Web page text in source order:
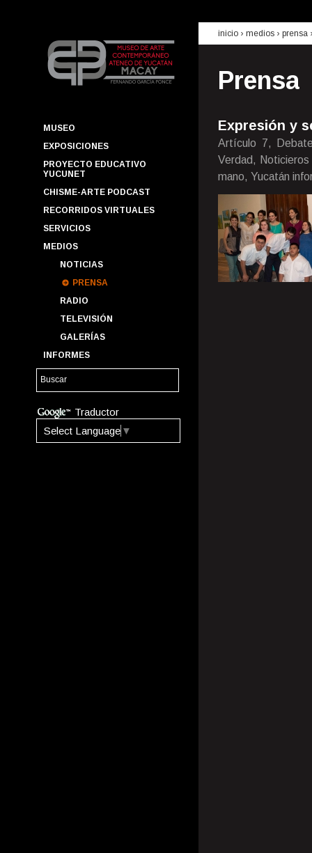
MUSEO
EXPOSICIONES
PROYECTO EDUCATIVO
YUCUNET
CHISME-ARTE PODCAST
RECORRIDOS VIRTUALES
SERVICIOS
MEDIOS
NOTICIAS
PRENSA
RADIO
TELEVISIÓN
GALERÍAS
INFORMES
Traductor
Select Language ▼
inicio › medios › prensa
Prensa
Expresión y
Artículo 7,
Verdad, Noticieros
mano, Yucatán